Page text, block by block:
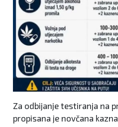
Za odbijanje testiranja na
propisana je novčana